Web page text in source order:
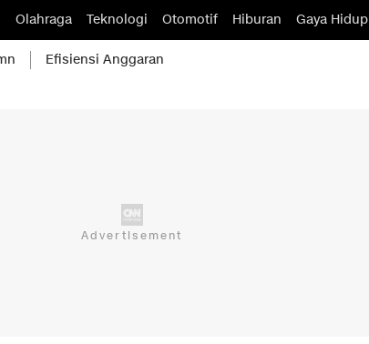
Olahraga Teknologi Otomotif Hiburan Gaya Hidup
Efisiensi Anggaran